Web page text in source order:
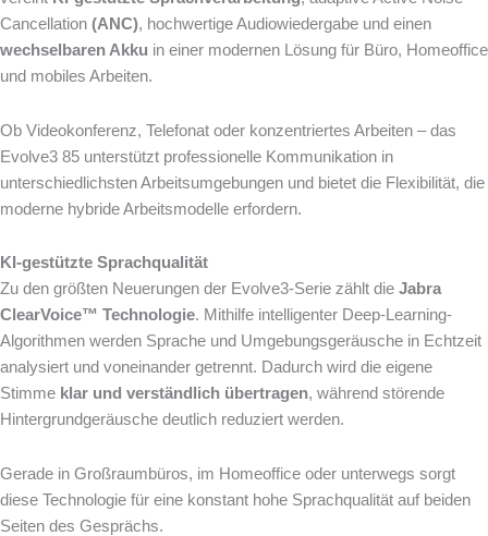
Cancellation (ANC), hochwertige Audiowiedergabe und einen
wechselbaren Akku in einer modernen Lösung für Büro, Homeoffice
und mobiles Arbeiten.
Ob Videokonferenz, Telefonat oder konzentriertes Arbeiten – das
Evolve3 85 unterstützt professionelle Kommunikation in
unterschiedlichsten Arbeitsumgebungen und bietet die Flexibilität, die
moderne hybride Arbeitsmodelle erfordern.
KI-gestützte Sprachqualität
Zu den größten Neuerungen der Evolve3-Serie zählt die Jabra
ClearVoice™ Technologie. Mithilfe intelligenter Deep-Learning-
Algorithmen werden Sprache und Umgebungsgeräusche in Echtzeit
analysiert und voneinander getrennt. Dadurch wird die eigene
Stimme klar und verständlich übertragen, während störende
Hintergrundgeräusche deutlich reduziert werden.
Gerade in Großraumbüros, im Homeoffice oder unterwegs sorgt
diese Technologie für eine konstant hohe Sprachqualität auf beiden
Seiten des Gesprächs.